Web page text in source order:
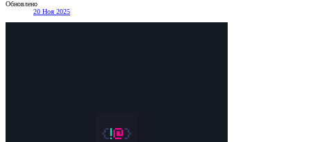
Обновлено
20 Ноя 2025